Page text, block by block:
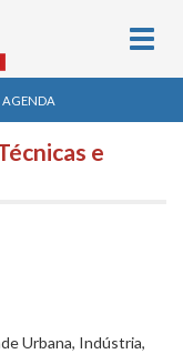
AGENDA
e
Urbana, Indústria,